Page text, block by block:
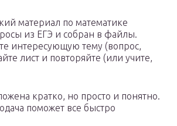
материал по математике
из ЕГЭ и собран в файлы.
интересующую тему (вопрос,
лист и повторяйте (или учите,
кратко, но просто и понятно.
поможет все быстро